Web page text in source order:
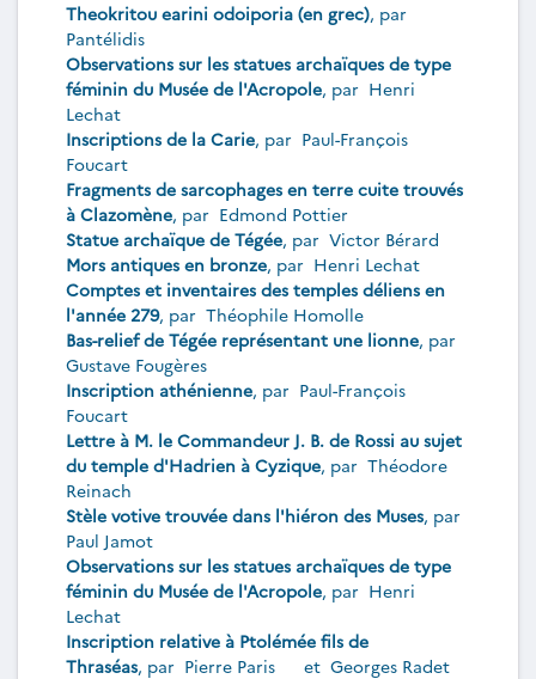
Theokritou earini odoiporia (en grec), par
Pantélidis
Observations sur les statues archaïques de type
féminin du Musée de l'Acropole, par Henri
Lechat
Inscriptions de la Carie, par Paul-François
Foucart
Fragments de sarcophages en terre cuite trouvés
à Clazomène, par Edmond Pottier
Statue archaïque de Tégée, par Victor Bérard
Mors antiques en bronze, par Henri Lechat
Comptes et inventaires des temples déliens en
l'année 279, par Théophile Homolle
Bas-relief de Tégée représentant une lionne, par
Gustave Fougères
Inscription athénienne, par Paul-François
Foucart
Lettre à M. le Commandeur J. B. de Rossi au sujet
du temple d'Hadrien à Cyzique, par Théodore
Reinach
Stèle votive trouvée dans l'hiéron des Muses, par
Paul Jamot
Observations sur les statues archaïques de type
féminin du Musée de l'Acropole, par Henri
Lechat
Inscription relative à Ptolémée fils de
Thraséas, par Pierre Paris et Georges Radet